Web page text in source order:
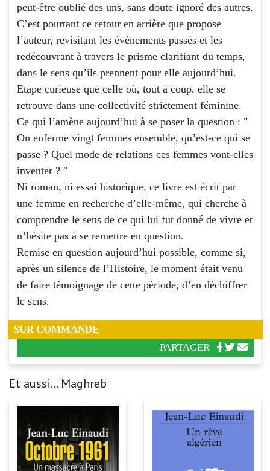
peut-être oublié des uns, sans doute ignoré des autres.
C’est pourtant ce retour en arrière que propose
l’auteur, revisitant les événements passés et les
redécouvrant à travers le prisme clarifiant du temps,
dans le sens qu’ils prennent pour elle aujourd’hui.
Etape curieuse que celle où, tout à coup, elle se
retrouve dans une collectivité strictement féminine.
Ce qui l’amène aujourd’hui à se poser la question : "
On enferme vingt femmes ensemble, qu’est-ce qui se
passe ? Quel mode de relations ces femmes vont-elles
inventer ? "
Ni roman, ni essai historique, ce livre est écrit par
une femme en recherche d’elle-même, qui cherche à
comprendre le sens de ce qui lui fut donné de vivre et
n’hésite pas à se remettre en question.
Remise en question aujourd’hui possible, comme si,
après un silence de l’Histoire, le moment était venu
de faire témoignage de cette période, d’en déchiffrer
le sens.
SUR COMMANDE
PARTAGER
Et aussi... Maghreb